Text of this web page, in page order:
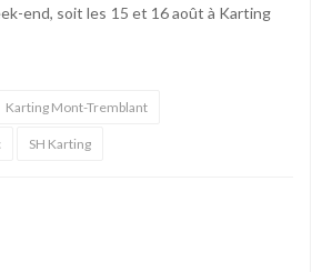
end, soit les 15 et 16 août à Karting
Karting Mont-Tremblant
SH Karting